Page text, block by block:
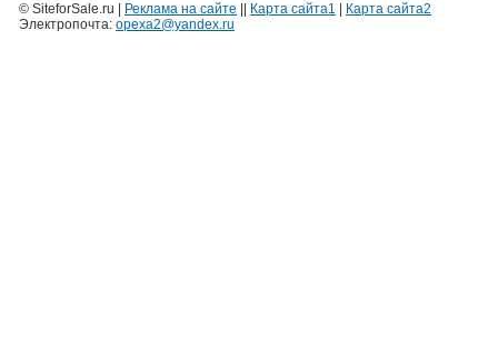
© SiteforSale.ru | Реклама на сайте Карта сайта1
Карта сайта2
Электропочта: opexa2@yandex.ru